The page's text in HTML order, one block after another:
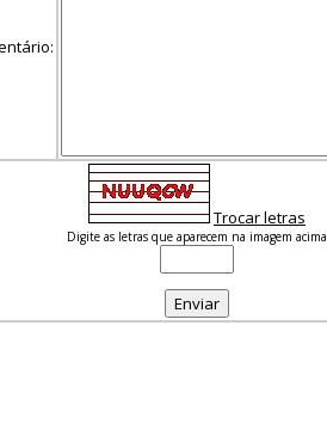
Trocar letras
Digite as letras que aparecem na imagem acima